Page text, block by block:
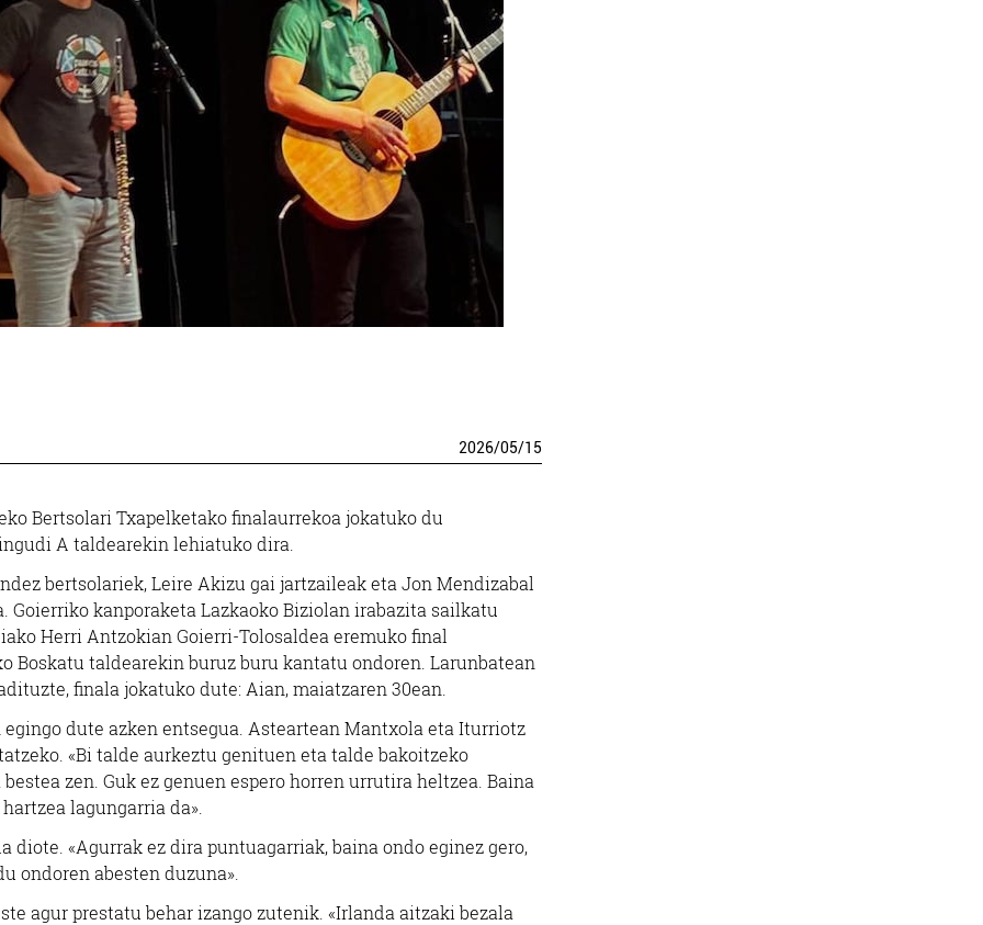
2026/05/15
Bertsolari Txapelketako finalaurrekoa jokatuko du
A taldearekin lehiatuko dira.
bertsolariek, Leire Akizu gai jartzaileak eta Jon Mendizabal
kanporaketa Lazkaoko Biziolan irabazita sailkatu
Herri Antzokian Goierri-Tolosaldea eremuko final
Boskatu taldearekin buruz buru kantatu ondoren. Larunbatean
finala jokatuko dute: Aian, maiatzaren 30ean.
dute azken entsegua. Asteartean Mantxola eta Iturriotz
«Bi talde aurkeztu genituen eta talde bakoitzeko
zen. Guk ez genuen espero horren urrutira heltzea. Baina
lagungarria da».
«Agurrak ez dira puntuagarriak, baina ondo eginez gero,
ondoren abesten duzuna».
agur prestatu behar izango zutenik. «Irlanda aitzaki bezala